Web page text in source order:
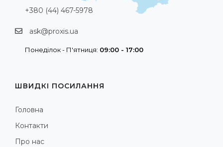
+380 (44) 467-5978
ask@proxis.ua
Понеділок - П'ятниця: 09:00 - 17:00
ШВИДКІ ПОСИЛАННЯ
Головна
Контакти
Про нас